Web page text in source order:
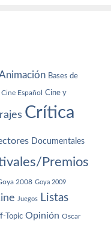
Bases de
Cine Español Cine y
Crítica
Documentales
Premios
2008 Goya 2009
Juegos Listas
Topic Opinión Oscar